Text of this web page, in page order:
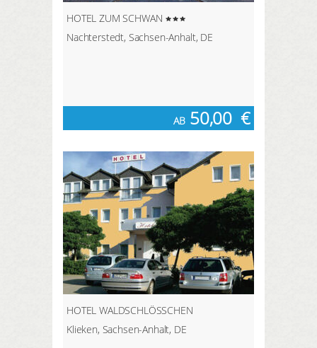
HOTEL ZUM SCHWAN
Nachterstedt, Sachsen-Anhalt, DE
AB 50,00 €
HOTEL WALDSCHLÖSSCHEN
Klieken, Sachsen-Anhalt, DE